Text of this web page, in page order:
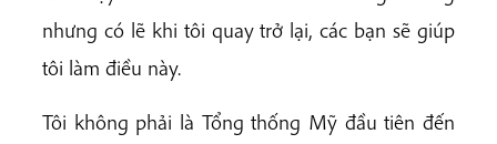
nhưng có lẽ khi tôi quay trở lại, các bạn sẽ giúp
tôi làm điều này.
Tôi không phải là Tổng thống Mỹ đầu tiên đến